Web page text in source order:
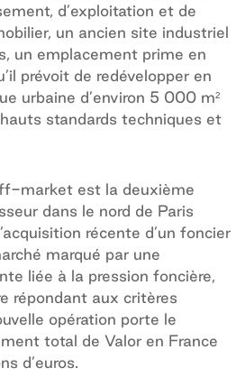
d’exploitation et de
un ancien site industriel
un emplacement prime en
prévoit de redévelopper en
urbaine d’environ 5 000 m²
standards techniques et
market est la deuxième
dans le nord de Paris
récente d’un foncier
marqué par une
liée à la pression foncière,
répondant aux critères
opération porte le
total de Valor en France
d’euros.